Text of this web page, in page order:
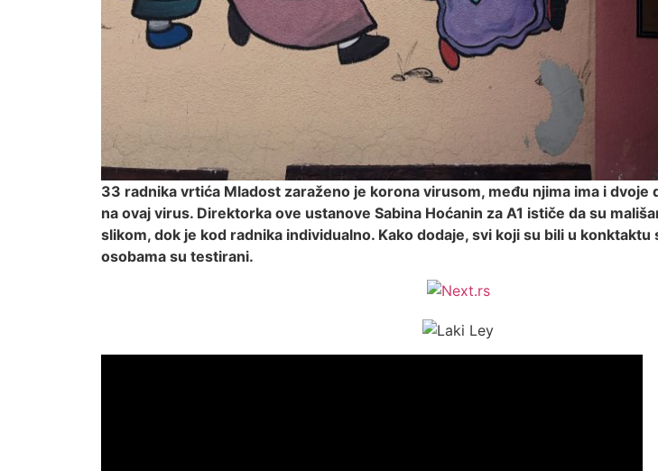
33 radnika vrtića Mladost zaraženo je korona virusom, među njima ima i dvoje
na ovaj virus. Direktorka ove ustanove Sabina Hoćanin za A1 ističe da su
slikom, dok je kod radnika individualno. Kako dodaje, svi koji su bili u konktaktu
osobama su testirani.